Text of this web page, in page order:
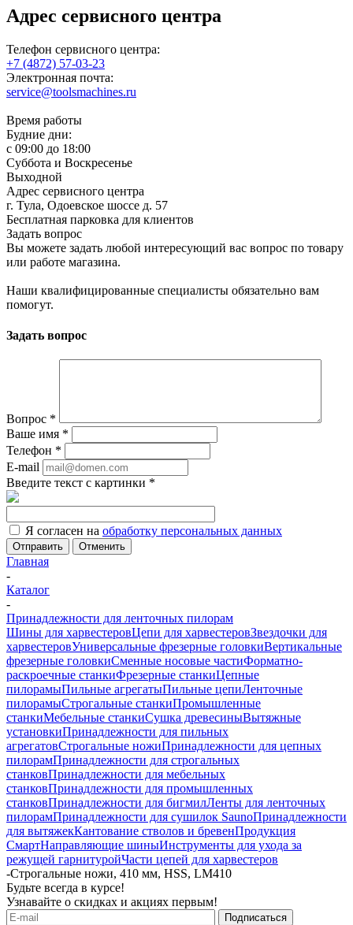
Адрес сервисного центра
Телефон сервисного центра:
+7 (4872) 57-03-23
Электронная почта:
service@toolsmachines.ru
Время работы
Будние дни:
c 09:00 до 18:00
Суббота и Воскресенье
Выходной
Адрес сервисного центра
г. Тула, Одоевское шоссе д. 57
Бесплатная парковка для клиентов
Задать вопрос
Вы можете задать любой интересующий вас вопрос по товару
или работе магазина.
Наши квалифицированные специалисты обязательно вам
помогут.
Задать вопрос
Вопрос *
Ваше имя *
Телефон *
E-mail
Введите текст с картинки *
Я согласен на обработку персональных данных
Отменить
Главная
-
Каталог
-
Принадлежности для ленточных пилорам
Шины для харвестеровЦепи для харвестеровЗвездочки для
харвестеровУниверсальные фрезерные головкиВертикальные
фрезерные головкиСменные носовые частиФорматно-
раскроечные станкиФрезерные станкиЦепные
пилорамыПильные агрегатыПильные цепиЛенточные
пилорамыСтрогальные станкиПромышленные
станкиМебельные станкиСушка древесиныВытяжные
установкиПринадлежности для пильных
агрегатовСтрогальные ножиПринадлежности для цепных
пилорамПринадлежности для строгальных
станковПринадлежности для мебельных
станковПринадлежности для промышленных
станковПринадлежности для бигмилЛенты для ленточных
пилорамПринадлежности для сушилок SaunoПринадлежности
для вытяжекКантование стволов и бревенПродукция
СмартНаправляющие шиныИнструменты для ухода за
режущей гарнитуройЧасти цепей для харвестеров
-Строгальные ножи, 410 мм, HSS, LM410
Будьте всегда в курсе!
Узнавайте о скидках и акциях первым!